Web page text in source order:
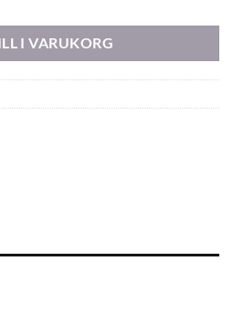
I VARUKORG